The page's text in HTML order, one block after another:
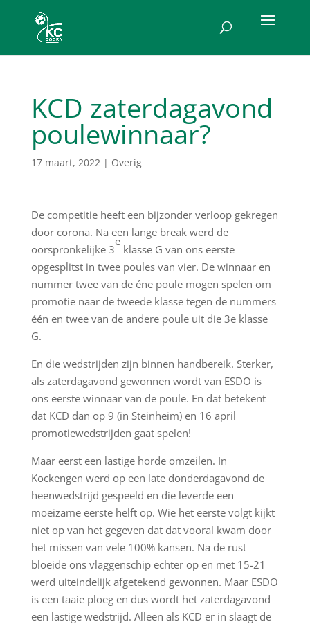
KCD zaterdagavond
poulewinnaar?
17 maart, 2022| Overig
De competitie heeft een bijzonder verloop gekregen
door corona. Na een lange break werd de
oorspronkelijke 3
e
klasse G van ons eerste
opgesplitst in twee poules van vier. De winnaar en
nummer twee van de éne poule mogen spelen om
promotie naar de tweede klasse tegen de nummers
één en twee van de andere poule uit die 3e klasse
G.
En die wedstrijden zijn binnen handbereik. Sterker,
als zaterdagavond gewonnen wordt van ESDO is
ons eerste winnaar van de poule. En dat betekent
dat KCD dan op 9 (in Steinheim) en 16 april
promotiewedstrijden gaat spelen!
Maar eerst een lastige horde omzeilen. In
Kockengen werd op een late donderdagavond de
heenwedstrijd gespeeld en die leverde een
moeizame eerste helft op. Wie het eerste volgt kijkt
niet op van het gegeven dat dat vooral kwam door
het missen van vele 100% kansen. Na de rust
bloeide ons vlaggenschip echter op en met 15-21
werd uiteindelijk afgetekend gewonnen. Maar ESDO
is een taaie ploeg en dus wordt het zaterdagavond
een lastige wedstrijd. Alleen als KCD er in slaagt de